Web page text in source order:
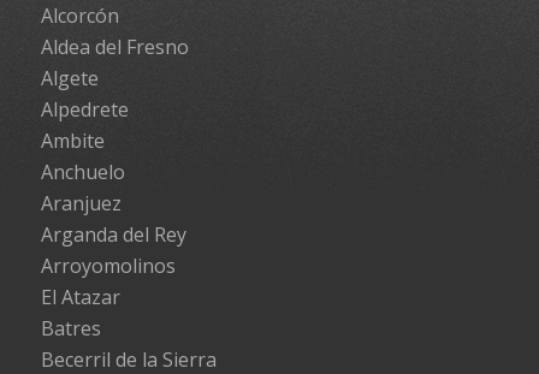
Alcorcón
Aldea del Fresno
Algete
Alpedrete
Ambite
Anchuelo
Aranjuez
Arganda del Rey
Arroyomolinos
El Atazar
Batres
Becerril de la Sierra